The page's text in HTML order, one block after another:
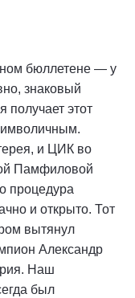
бюллетене — у
знаковый
этот
и ЦИК во
Памфиловой
процедура
и открыто. Тот
вытянул
Александр
Наш
был